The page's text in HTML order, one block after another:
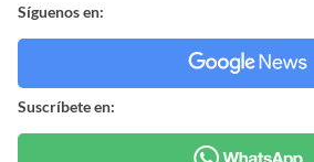
Síguenos en:
Suscríbete en: